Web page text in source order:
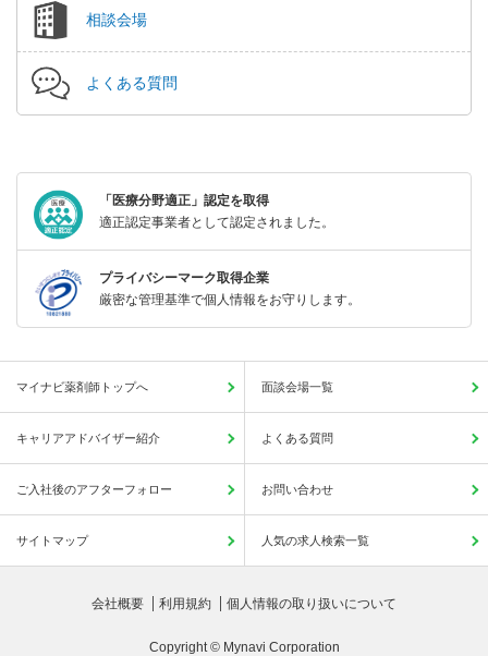
相談会場
よくある質問
「医療分野適正」認定を取得
適正認定事業者として認定されました。
プライバシーマーク取得企業
厳密な管理基準で個人情報をお守りします。
マイナビ薬剤師トップへ 面談会場一覧
キャリアアドバイザー紹介 よくある質問
ご入社後のアフターフォロー お問い合わせ
サイトマップ 人気の求人検索一覧
会社概要 利用規約 個人情報の取り扱いについて
Copyright © Mynavi Corporation